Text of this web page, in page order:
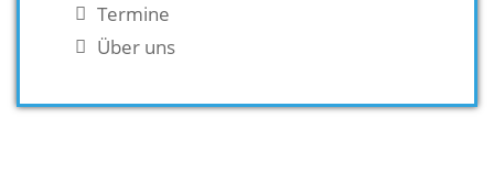
Termine
Über uns